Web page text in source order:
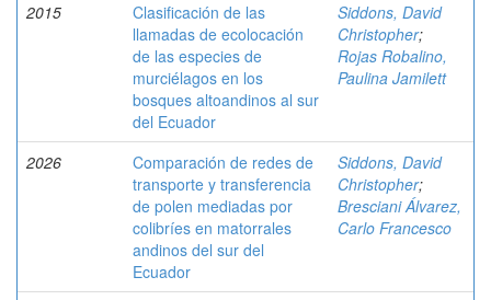
2015
Clasificación de las
llamadas de ecolocación
de las especies de
murciélagos en los
bosques altoandinos al sur
del Ecuador
Siddons, David
Christopher;
Rojas Robalino,
Paulina Jamilett
2026
Comparación de redes de
transporte y transferencia
de polen mediadas por
colibríes en matorrales
andinos del sur del
Ecuador
Siddons, David
Christopher;
Bresciani Álvarez,
Carlo Francesco